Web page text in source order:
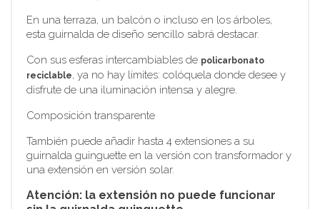
En una terraza, un balcón o incluso en los árboles,
esta guirnalda de diseño sencillo sabrá destacar.
Con sus esferas intercambiables de policarbonato
reciclable, ya no hay límites: colóquela donde desee y
disfrute de una iluminación intensa y alegre.
Composición transparente
También puede añadir hasta 4 extensiones a su
guirnalda guinguette en la versión con transformador y
una extensión en versión solar.
Atención: la extensión no puede funcionar